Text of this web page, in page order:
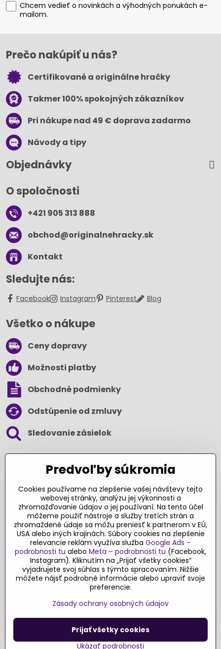
Chcem vedieť o novinkách a výhodných ponukách e-
mailom.
Prečo nakúpiť u nás?
Certifikované a originálne hračky
Takmer 100% spokojných zákazníkov
Pri nákupe nad 49 € doprava zadarmo
Návody a tipy
Objednávky
O spoločnosti
+421 905 313 888
obchod​@originalnehracky​.sk
Kontakt
Sledujte nás:
Facebook Instagram Pinterest Blog
Všetko o nákupe
Ceny dopravy
Možnosti platby
Obchodné podmienky
Odstúpenie od zmluvy
Sledovanie zásielok
Ďakujeme za podporu
Sme slovenský e-shop​. Fungujeme len
vďaka vám – rodičom a všetkým, ktorí veria
v poctivý výber kvalitných hračiek s
pridanou hodnotou​. Každý nákup na
Originalnehracky​.sk je pre nás podporou a
motiváciou prinášať hračky a produkty,
ktoré majú zmysel​.
©2026Copyright
Predvoľby súkromiaZásady ochrany osobných údajov
Podmienky používania
Predvoľby súkromia
Cookies používame na zlepšenie vašej návštevy tejto
webovej stránky, analýzu jej výkonnosti a
zhromažďovanie údajov o jej používaní. Na tento účel
môžeme použiť nástroje a služby tretích strán a
zhromaždené údaje sa môžu preniesť k partnerom v EÚ,
USA alebo iných krajinách. Súbory cookies na zlepšenie
relevancie reklám využíva služba Google Ads –
podrobnosti tu alebo Meta – podrobnosti tu (Facebook,
Instagram). Kliknutím na „Prijať všetky cookies“
vyjadrujete svoj súhlas s týmto spracovaním. Nižšie
môžete nájsť podrobné informácie alebo upraviť svoje
preferencie.
Zásady ochrany osobných údajov
Ukázať podrobnosti
Prijať všetky cookies